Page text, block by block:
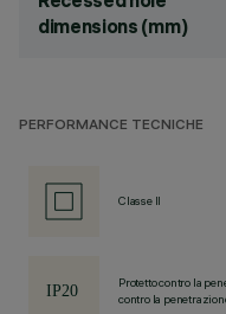
dimensions (mm)
PERFORMANCE TECNICHE
Classe II
Protetto contro la
contro la